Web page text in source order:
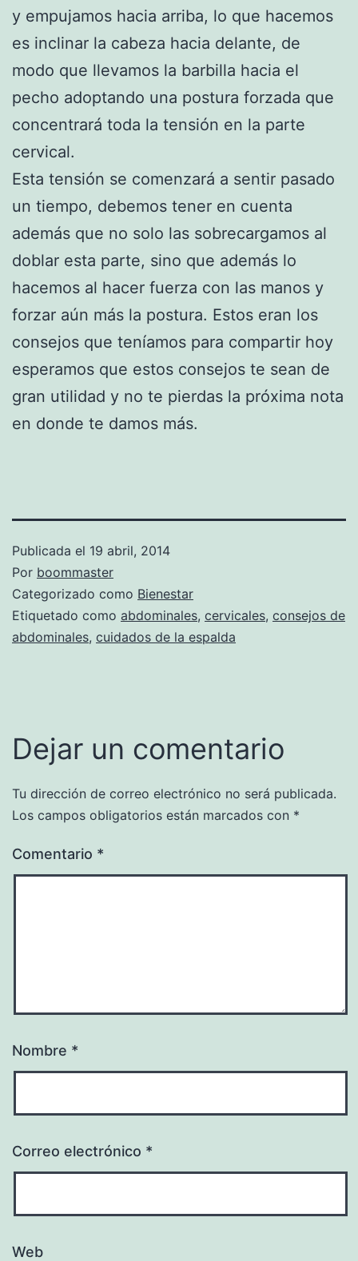
y empujamos hacia arriba, lo que hacemos
es inclinar la cabeza hacia delante, de
modo que llevamos la barbilla hacia el
pecho adoptando una postura forzada que
concentrará toda la tensión en la parte
cervical.
Esta tensión se comenzará a sentir pasado
un tiempo, debemos tener en cuenta
además que no solo las sobrecargamos al
doblar esta parte, sino que además lo
hacemos al hacer fuerza con las manos y
forzar aún más la postura. Estos eran los
consejos que teníamos para compartir hoy
esperamos que estos consejos te sean de
gran utilidad y no te pierdas la próxima nota
en donde te damos más.
Publicada el 19 abril, 2014
Por boommaster
Categorizado como Bienestar
Etiquetado como abdominales, cervicales, consejos de
abdominales, cuidados de la espalda
Dejar un comentario
Tu dirección de correo electrónico no será publicada.
Los campos obligatorios están marcados con *
Comentario *
Nombre *
Correo electrónico *
Web